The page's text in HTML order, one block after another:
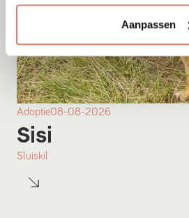
Aanpassen
Adoptie08-08-2026
Sisi
Sluiskil